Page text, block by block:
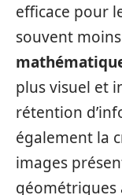
efficace pour
souvent
plus visuel et
rétention
également la
images
géométriques